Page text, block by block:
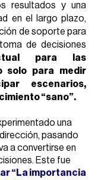
resultados y una
en el largo plazo,
de soporte para
de decisiones
para las
solo para medir
escenarios,
“sano”.
una
pasando
a convertirse en
Este fue
“La importancia